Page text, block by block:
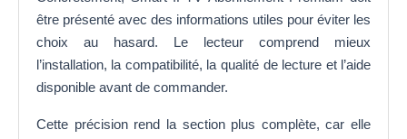
être présenté avec des informations utiles pour éviter les
choix au hasard. Le lecteur comprend mieux
l’installation, la compatibilité, la qualité de lecture et l’aide
disponible avant de commander.
Cette précision rend la section plus complète, car elle